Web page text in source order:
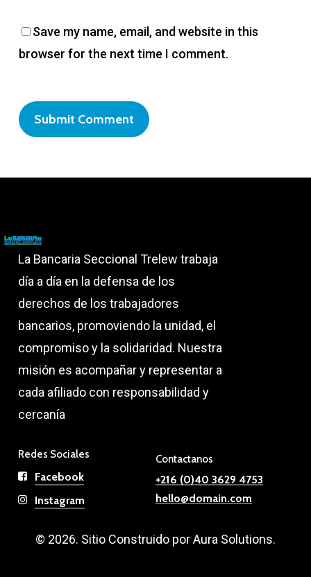
Save my name, email, and website in this
browser for the next time I comment.
La Bancaria Seccional Trelew trabaja
día a día en la defensa de los
derechos de los trabajadores
bancarios, promoviendo la unidad, el
compromiso y la solidaridad. Nuestra
misión es acompañar y representar a
cada afiliado con responsabilidad y
cercanía
Redes Sociales
Facebook
Instagram
Contactanos
+216 (0)40 3629 4753
hello@domain.com
© 2026. Sitio Construido por Aura Solutions.